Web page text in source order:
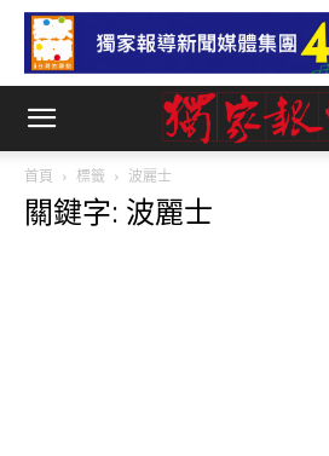
首頁 標籤 波麗士
關鍵字: 波麗士